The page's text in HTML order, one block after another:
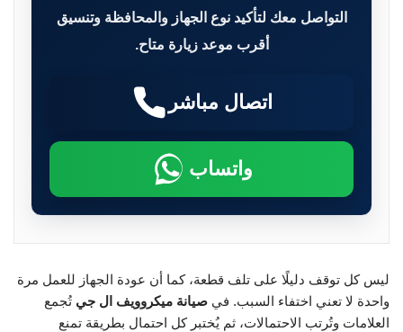
التواصل معك لتأكيد نوع الجهاز والمحافظة وتنسيق
أقرب موعد زيارة متاح.
اتصال مباشر
واتساب
ليس كل توقف دليلًا على تلف قطعة، كما أن عودة الجهاز للعمل مرة
واحدة لا تعني اختفاء السبب. في صيانة ميكروويف ال جي تُجمع
العلامات وتُرتب الاحتمالات، ثم يُختبر كل احتمال بطريقة تمنع